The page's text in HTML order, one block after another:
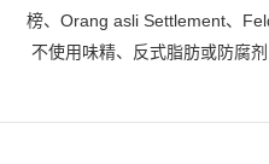
榜、 Orang asli Settlement、
不使用味精、反式脂肪或防腐剂